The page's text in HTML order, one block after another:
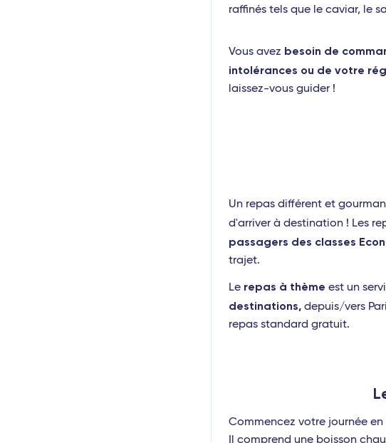
raffinés tels que le caviar, le
Vous avez besoin de
intolérances ou de votre
laissez-vous guider !
Un repas différent et
d'arriver à destination ! Les
passagers des classes
trajet.
Le repas à thème est un
destinations,depuis/vers
repas standard gratuit.
Commencez votre journée
Il comprend une boisson